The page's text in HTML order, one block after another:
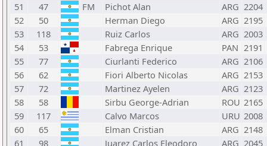
51
47 FM Pichot Alan ARG 2204
52
50 Herman Diego ARG 2195
53
118 Ruiz Carlos ARG 2003
54
53 Fabrega Enrique PAN 2191
55
77 Ciurlanti Federico ARG 2106
56
62 Fiori Alberto Nicolas ARG 2153
57
72 Martinez Ayelen ARG 2123
58
58 Sirbu George-Adrian ROU 2165
59
117 Calvo Marcos URU 2008
60
65 Elman Cristian ARG 2148
61
98 Juarez Carlos Eleodoro ARG 2045